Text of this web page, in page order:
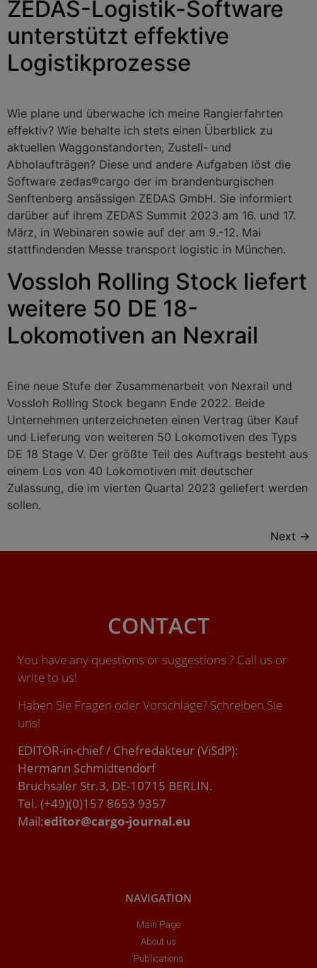
ZEDAS-Logistik-Software
unterstützt effektive
Logistikprozesse
Wie plane und überwache ich meine Rangierfahrten
effektiv? Wie behalte ich stets einen Überblick zu
aktuellen Waggonstandorten, Zustell- und
Abholaufträgen? Diese und andere Aufgaben löst die
Software zedas®cargo der im brandenburgischen
Senftenberg ansässigen ZEDAS GmbH. Sie informiert
darüber auf ihrem ZEDAS Summit 2023 am 16. und 17.
März, in Webinaren sowie auf der am 9.-12. Mai
stattfindenden Messe transport logistic in München.
Vossloh Rolling Stock liefert
weitere 50 DE 18-
Lokomotiven an Nexrail
Eine neue Stufe der Zusammenarbeit von Nexrail und
Vossloh Rolling Stock begann Ende 2022. Beide
Unternehmen unterzeichneten einen Vertrag über Kauf
und Lieferung von weiteren 50 Lokomotiven des Typs
DE 18 Stage V. Der größte Teil des Auftrags besteht aus
einem Los von 40 Lokomotiven mit deutscher
Zulassung, die im vierten Quartal 2023 geliefert werden
sollen.
Next →
CONTACT
You have any questions or suggestions ? Call us or
write to us!
Haben Sie Fragen oder Vorschläge? Schreiben Sie
uns!
EDITOR-in-chief / Chefredakteur (ViSdP):
Hermann Schmidtendorf
Bruchsaler Str.3, DE-10715 BERLIN.
Tel. (+49)(0)157 8653 9357
Mail:editor@cargo-journal.eu
NAVIGATION
Main Page
About us
Publications